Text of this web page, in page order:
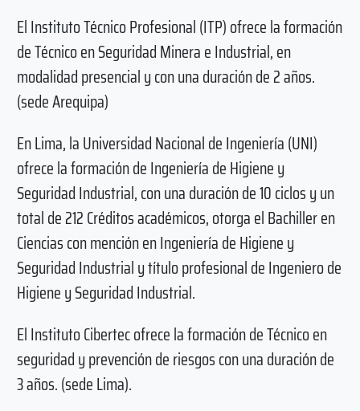
El Instituto Técnico Profesional (ITP) ofrece la formación
de Técnico en Seguridad Minera e Industrial, en
modalidad presencial y con una duración de 2 años.
(sede Arequipa)
En Lima, la Universidad Nacional de Ingenierí­a (UNI)
ofrece la formación de Ingeniería de Higiene y
Seguridad Industrial, con una duración de 10 ciclos y un
total de 212 Créditos académicos, otorga el Bachiller en
Ciencias con mención en Ingeniería de Higiene y
Seguridad Industrial y título profesional de Ingeniero de
Higiene y Seguridad Industrial.
El Instituto Cibertec ofrece la formación de Técnico en
seguridad y prevención de riesgos con una duración de
3 años. (sede Lima).